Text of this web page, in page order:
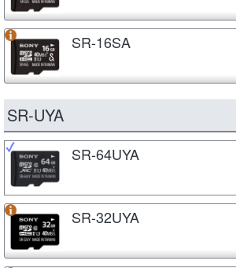
SR-16SA
SR-UYA
SR-64UYA
SR-32UYA